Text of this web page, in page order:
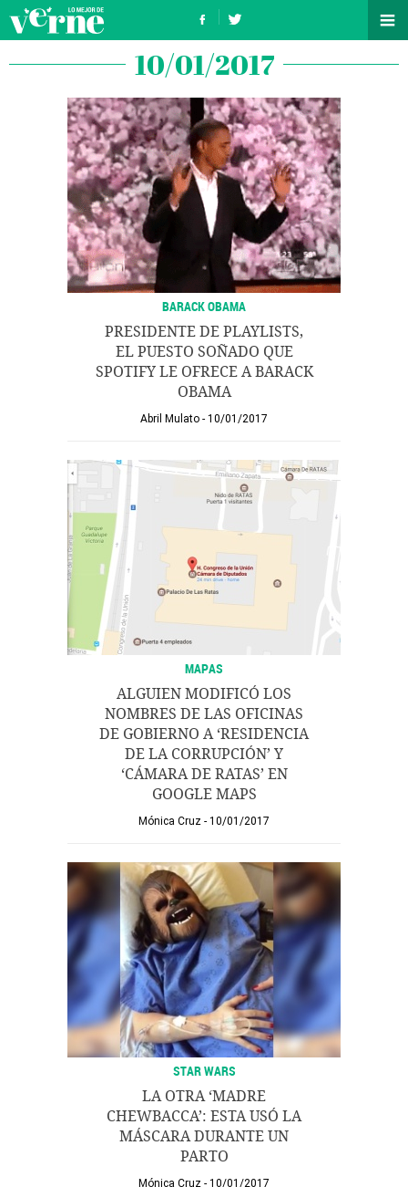
10/01/2017
BARACK OBAMA
PRESIDENTE DE PLAYLISTS,
EL PUESTO SOÑADO QUE
SPOTIFY LE OFRECE A BARACK
OBAMA
Abril Mulato 10/01/2017
MAPAS
ALGUIEN MODIFICÓ LOS
NOMBRES DE LAS OFICINAS
DE GOBIERNO A ‘RESIDENCIA
DE LA CORRUPCIÓN’ Y
‘CÁMARA DE RATAS’ EN
GOOGLE MAPS
Mónica Cruz 10/01/2017
STAR WARS
LA OTRA ‘MADRE
CHEWBACCA’: ESTA USÓ LA
MÁSCARA DURANTE UN
PARTO
Mónica Cruz 10/01/2017